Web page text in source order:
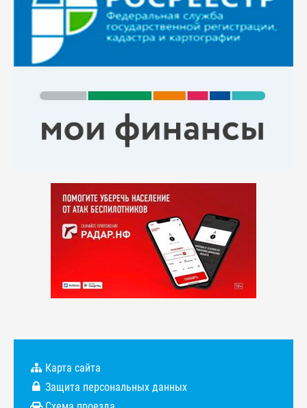
Карта сайта
Защита персональных данных